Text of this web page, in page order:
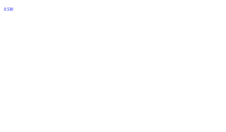
0.530